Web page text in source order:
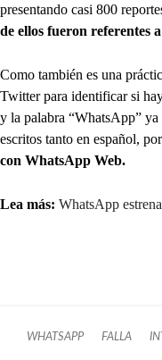
presentando casi 800
de ellos fueron referentes
Como también es una
Twitter para identificar si
y la palabra “WhatsApp”
escritos tanto en español,
con WhatsApp Web.
Lea más: WhatsApp
WHATSAPP FALLA